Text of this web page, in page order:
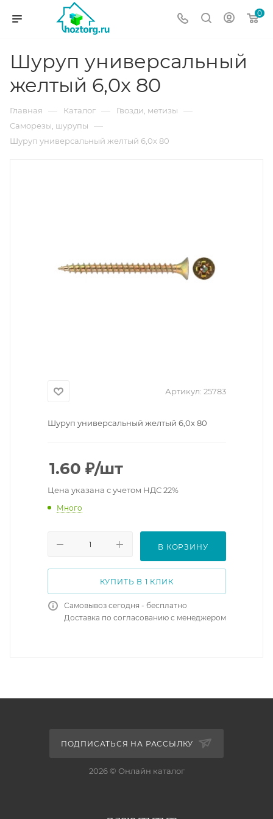
0
Шуруп универсальный
желтый 6,0х 80
Главная — Каталог — Гвозди, метизы —
Саморезы, шурупы —
Шуруп универсальный желтый 6,0х 80
Артикул: 25783
Шуруп универсальный желтый 6,0х 80
1.60 ₽/шт
Цена указана с учетом НДС 22%
Много
В КОРЗИНУ
КУПИТЬ В 1 КЛИК
Самовывоз сегодня - бесплатно
Доставка по согласованию с менеджером
ПОДПИСАТЬСЯ НА РАССЫЛКУ
2026 © Онлайн каталог